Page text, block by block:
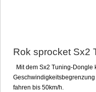
Rok sprocket Sx2
Mit dem Sx2 Tuning-Dongle
fahren bis 50km/h.